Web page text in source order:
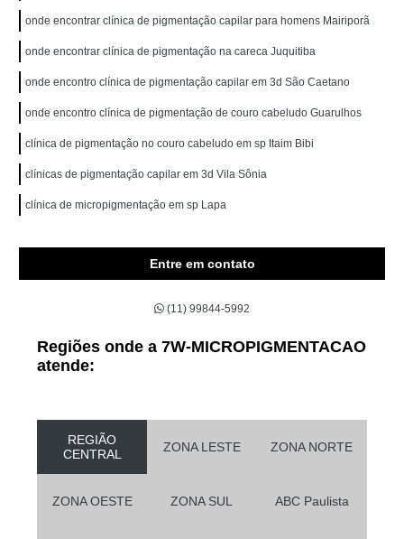
onde encontrar clínica de pigmentação capilar para homens Mairiporã
onde encontrar clínica de pigmentação na careca Juquitiba
onde encontro clínica de pigmentação capilar em 3d São Caetano
onde encontro clínica de pigmentação de couro cabeludo Guarulhos
clínica de pigmentação no couro cabeludo em sp Itaim Bibi
clínicas de pigmentação capilar em 3d Vila Sônia
clínica de micropigmentação em sp Lapa
Entre em contato
(11) 99844-5992
Regiões onde a 7W-MICROPIGMENTACAO
atende:
REGIÃO
CENTRAL
ZONA LESTE ZONA NORTE
ZONA OESTE ZONA SUL ABC Paulista